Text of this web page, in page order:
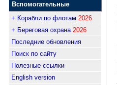
Вспомогательные
+ Корабли по флотам 2026
+ Береговая охрана 2026
Последние обновления
Поиск по сайту
Полезные ссылки
English version